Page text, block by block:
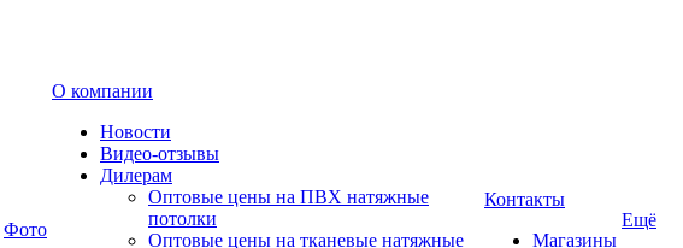
Фото
О компании
Новости
Видео-отзывы
Дилерам
Оптовые цены на ПВХ натяжные
потолки
Оптовые цены на тканевые натяжные
Контакты
Магазины
Ещё